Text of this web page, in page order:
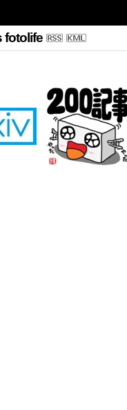
fotolife